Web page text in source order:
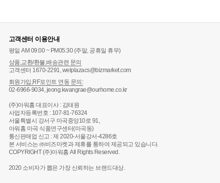
고객센터 이용안내
평일 AM 09:00 ~ PM05:30 (주말, 공휴일 휴무)
상품,교환/환불,배송관련 문의
고객센터 1670-2291, welplazacs@bizmarket.com
회원가입,RF포인트 연동 문의:
02-6966-9034, jeong.kwangrae@ourhome.co.kr
(주)아워홈 대표이사 : 김태원
사업자등록번호 : 107-81-76324
서울특별시 강서구 마곡중앙10로 91,
아워홈 마곡 식품연구센터(마곡동)
통신판매업 신고 : 제 2020-서울강서-4286호
본 서비스는 ㈜비즈마켓과 제휴를 통하여 제공되고 있습니다.
COPYRIGHT (주)아워홈 All Rights Reserved.
2020 소비자가 뽑은 가장 신뢰하는 브랜드대상.